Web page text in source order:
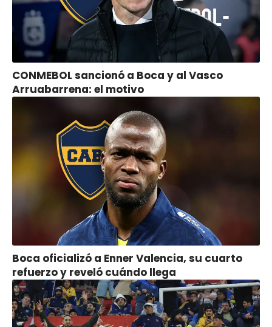
CONMEBOL sancionó a Boca y al Vasco
Arruabarrena: el motivo
Boca oficializó a Enner Valencia, su cuarto
refuerzo y reveló cuándo llega